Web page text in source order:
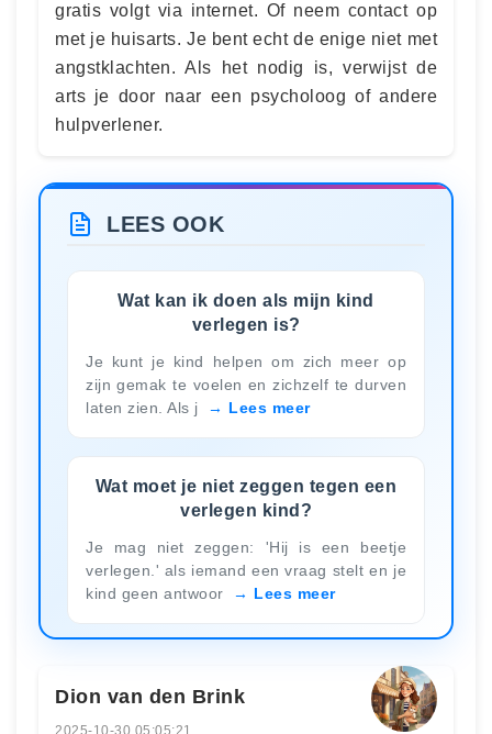
gratis volgt via internet. Of neem contact op
met je huisarts. Je bent echt de enige niet met
angstklachten. Als het nodig is, verwijst de
arts je door naar een psycholoog of andere
hulpverlener.
LEES OOK
Wat kan ik doen als mijn kind
verlegen is?
Je kunt je kind helpen om zich meer op
zijn gemak te voelen en zichzelf te durven
laten zien. Als j
Lees meer
Wat moet je niet zeggen tegen een
verlegen kind?
Je mag niet zeggen: 'Hij is een beetje
verlegen.' als iemand een vraag stelt en je
kind geen antwoor
Lees meer
Dion van den Brink
2025-10-30 05:05:21